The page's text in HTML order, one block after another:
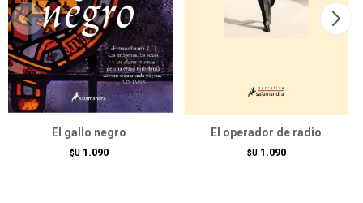
El gallo negro
$U 1.090
El operador de radio
$U 1.090